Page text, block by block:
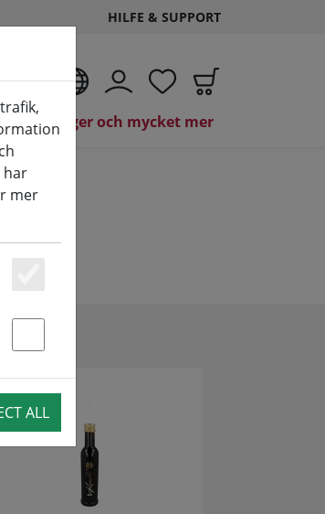
HILFE & SUPPORT
SV
vinäger och mycket mer(aktuelle Seite)
har
mer
ALL